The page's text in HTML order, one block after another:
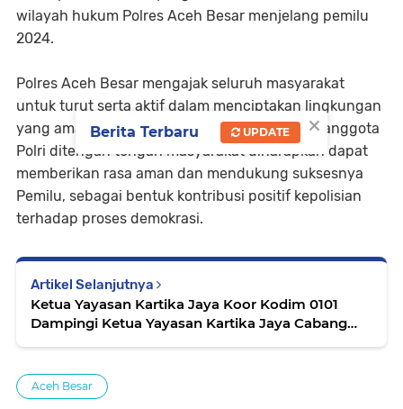
wilayah hukum Polres Aceh Besar menjelang pemilu
2024.
Polres Aceh Besar mengajak seluruh masyarakat
untuk turut serta aktif dalam menciptakan lingkungan
yang aman dan nyaman.dengan keberadaan anggota
Polri ditengah tengah masyarakat diharapkan dapat
memberikan rasa aman dan mendukung suksesnya
Pemilu, sebagai bentuk kontribusi positif kepolisian
terhadap proses demokrasi.
Artikel Selanjutnya
Ketua Yayasan Kartika Jaya Koor Kodim 0101
Dampingi Ketua Yayasan Kartika Jaya Cabang
Aceh Besar
×
Berita Terbaru UPDATE